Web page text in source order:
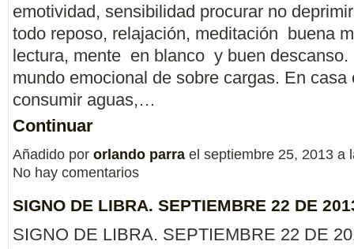
emotividad, sensibilidad procurar no
todo reposo, relajación, meditación buena
lectura, mente en blanco y buen descanso.
mundo emocional de sobre cargas. En casa
consumir aguas,…
Continuar
Añadido por orlando parra el septiembre 25, 2013 a
No hay comentarios
SIGNO DE LIBRA. SEPTIEMBRE 22 DE
SIGNO DE LIBRA. SEPTIEMBRE 22 DE